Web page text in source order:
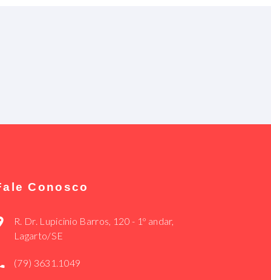
Conosco
R. Dr. Lupicinio Barros, 120 - 1º andar,
Lagarto/SE
(79) 3631.1049